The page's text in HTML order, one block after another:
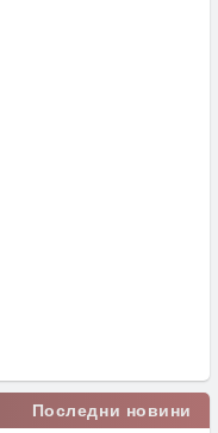
Последни новини